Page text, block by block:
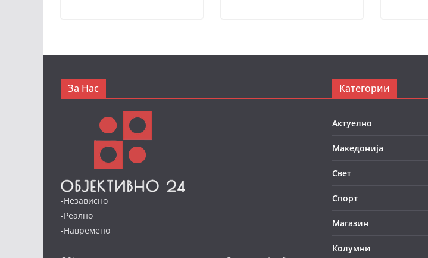
За Нас
-Независно
-Реално
-Навремено
Категории
Актуелно
Македонија
Свет
Спорт
Магазин
Колумни